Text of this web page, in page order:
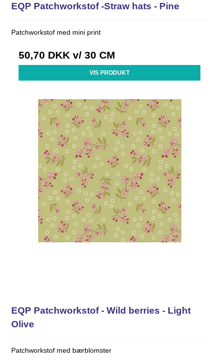
EQP Patchworkstof -Straw hats - Pine
Patchworkstof med mini print
50,70 DKK v/ 30 CM
VIS PRODUKT
EQP Patchworkstof - Wild berries - Light
Olive
Patchworkstof med bærblomster